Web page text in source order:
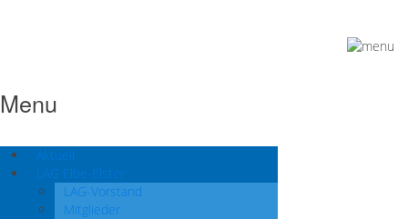
Menu
Aktuell
LAG Elbe-Elster
LAG-Vorstand
Mitglieder